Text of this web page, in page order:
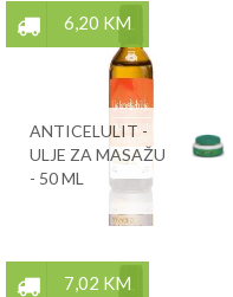
6,20 KM
ANTICELULIT -
ULJE ZA MASAŽU
- 50 ML
7,02 KM